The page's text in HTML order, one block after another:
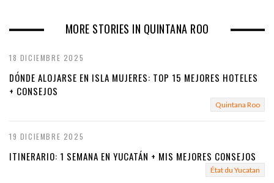
o
x
MORE STORIES IN QUINTANA ROO
18 DICIEMBRE 2025
DÓNDE ALOJARSE EN ISLA MUJERES: TOP 15 MEJORES HOTELES
+ CONSEJOS
Quintana Roo
19 DICIEMBRE 2025
ITINERARIO: 1 SEMANA EN YUCATÁN + MIS MEJORES CONSEJOS
État du Yucatan